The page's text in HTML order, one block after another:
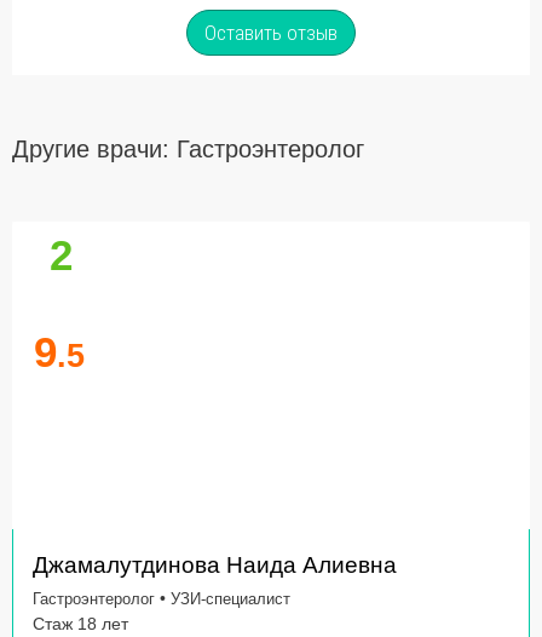
Оставить отзыв
Другие врачи: Гастроэнтеролог
2
9.5
Джамалутдинова Наида Алиевна
Гастроэнтеролог • УЗИ-специалист
Стаж 18 лет